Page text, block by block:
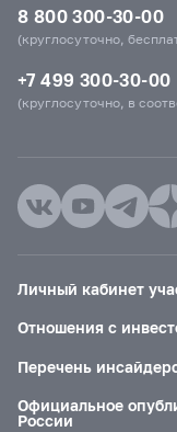
8 800 300-30-00
(круглосуточно,
+7 499 300-30-00
(круглосуточно, в
Личный кабинет
Отношения с
Перечень
Официальное
России